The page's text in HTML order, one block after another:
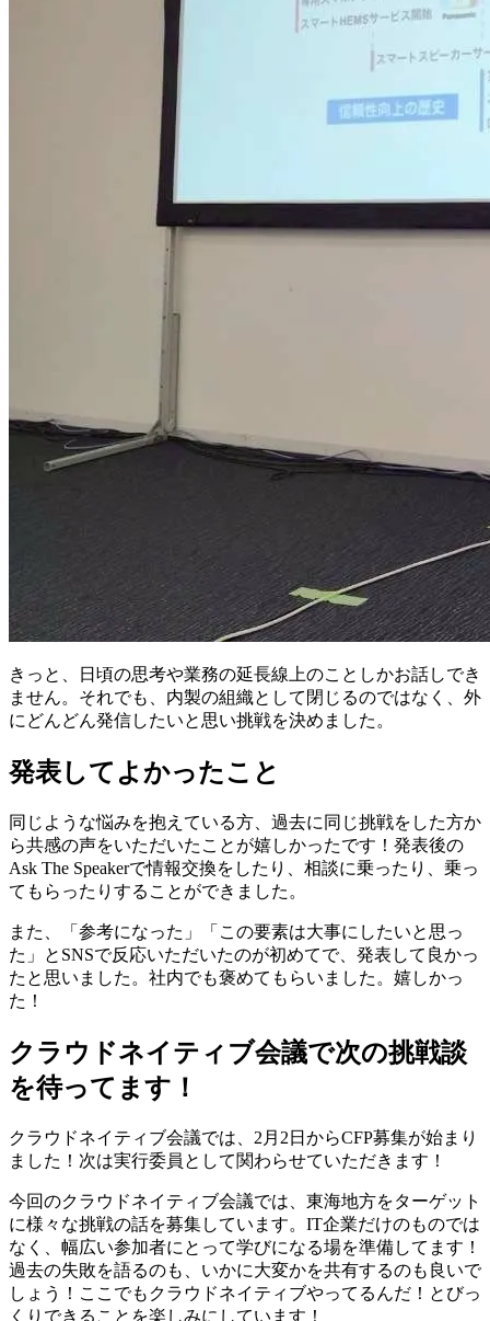
きっと、日頃の思考や業務の延長線上のことしかお話しでき
ません。それでも、内製の組織として閉じるのではなく、外
にどんどん発信したいと思い挑戦を決めました。
発表してよかったこと
同じような悩みを抱えている方、過去に同じ挑戦をした方か
ら共感の声をいただいたことが嬉しかったです！発表後の
Ask The Speakerで情報交換をしたり、相談に乗ったり、乗っ
てもらったりすることができました。
また、「参考になった」「この要素は大事にしたいと思っ
た」とSNSで反応いただいたのが初めてで、発表して良かっ
たと思いました。社内でも褒めてもらいました。嬉しかっ
た！
クラウドネイティブ会議で次の挑戦談
を待ってます！
クラウドネイティブ会議では、2月2日からCFP募集が始まり
ました！次は実行委員として関わらせていただきます！
今回のクラウドネイティブ会議では、東海地方をターゲット
に様々な挑戦の話を募集しています。IT企業だけのものでは
なく、幅広い参加者にとって学びになる場を準備してます！
過去の失敗を語るのも、いかに大変かを共有するのも良いで
しょう！ここでもクラウドネイティブやってるんだ！とびっ
くりできることを楽しみにしています！